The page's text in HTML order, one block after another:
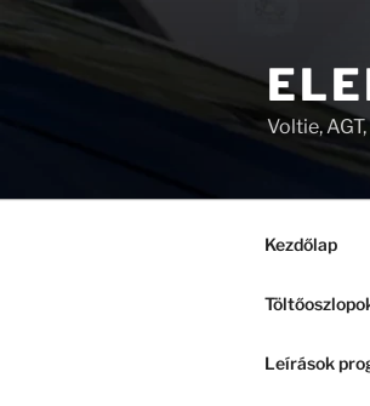
Tartalomhoz
Voltie,
Kezdőlap
Leírások